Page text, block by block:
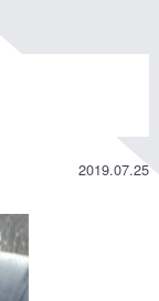
2019.07.25